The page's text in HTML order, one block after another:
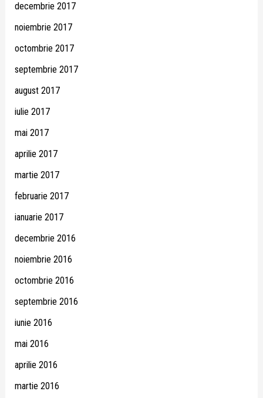
decembrie 2017
noiembrie 2017
octombrie 2017
septembrie 2017
august 2017
iulie 2017
mai 2017
aprilie 2017
martie 2017
februarie 2017
ianuarie 2017
decembrie 2016
noiembrie 2016
octombrie 2016
septembrie 2016
iunie 2016
mai 2016
aprilie 2016
martie 2016